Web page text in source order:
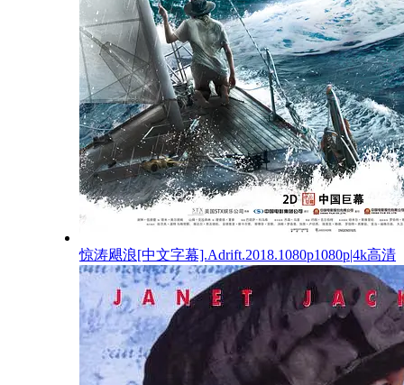
惊涛飓浪[中文字幕].Adrift.2018.1080p1080p|4k高清